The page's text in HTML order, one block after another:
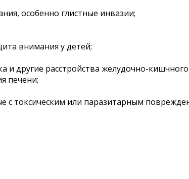
особенно глистные инвазии;
внимания у детей;
и другие расстройства желудочно-кишчного
печени;
с токсическим или паразитарным